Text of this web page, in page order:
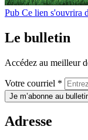
Pub Ce lien s'ouvrira
Le bulletin
Accédez au meilleur
Votre courriel *
Je m’abonne au
Adresse